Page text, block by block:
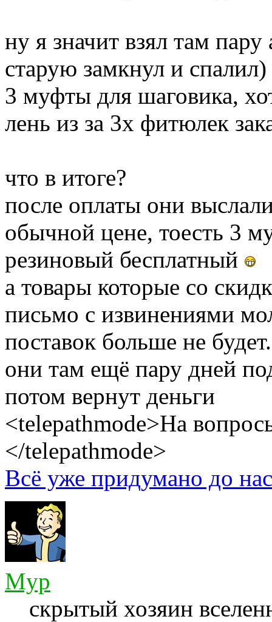
ну я значит взял там
старую замкнул и
3 муфты для шаговика,
лень из за 3х фитюлек
что в итоге?
после оплаты они
обычной цене, тоесть 3
резиновый бесплатный
а товары которые со
письмо с извинениями
поставок больше не будет.
они там ещё пару дней
потом вернут деньги
<telepathmode>На
</telepathmode>
Всё уже придумано до
Myp
скрытый хозяин